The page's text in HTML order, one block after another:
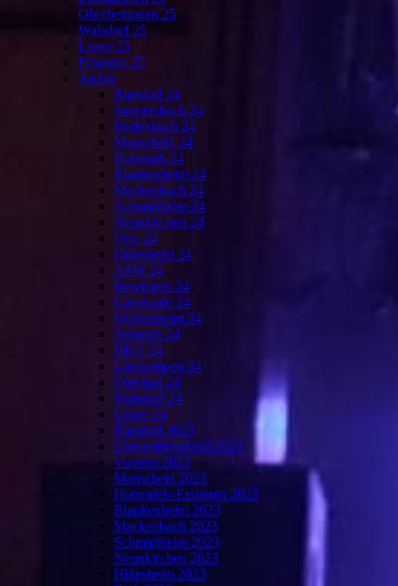
Oberbettingen 25
Walsdorf 25
Lieser 25
Petingen 25
Archiv
Ripsdorf 24
Sarmersbach 24
Bodenbach 24
Manscheid 24
Hollerath 24
Blankenheim 24
Mackenbach 24
Schmidtheim 24
Neunkirchen 24
Velo 24
Hillesheim 24
ASW 24
Bewingen 24
Cavalcade 24
Wollersheim 24
Sellerich 24
HKV 24
Lützkampen 24
Oberkail 24
Walsdorf 24
Lieser 24
Ripsdorf 2023
Oberreifferscheid 2023
Vussem 2023
Manscheid 2023
Hohenfels-Essingen 2023
Blankenheim 2023
Mackenbach 2023
Schmidtheim 2023
Neunkirchen 2023
Hillesheim 2023